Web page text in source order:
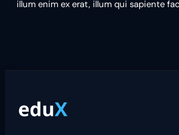
illum enim ex erat, illum qui sapiente